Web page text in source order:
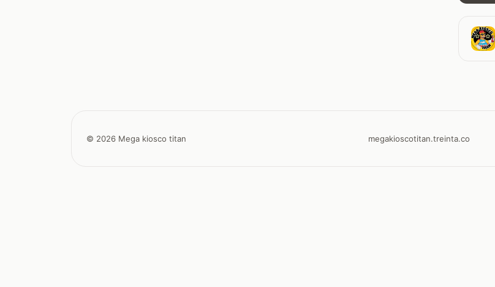
© 2026 Mega kiosco titan megakioscotitan.treinta.co